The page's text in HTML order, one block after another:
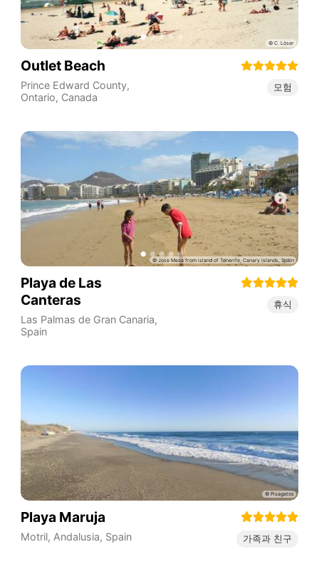
Outlet Beach
Prince Edward County,
Ontario, Canada
모험
Playa de Las
Canteras
Las Palmas de Gran Canaria,
Spain
휴식
Playa Maruja
Motril, Andalusia, Spain 가족과 친구